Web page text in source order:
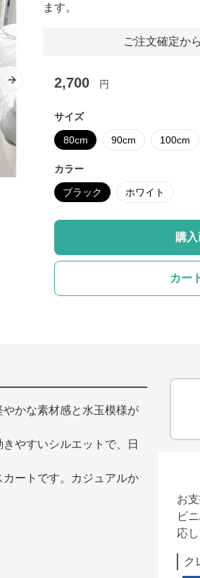
Next slide
ます。
ご注文確定か
2,700 円
サイズ
80cm 90cm 100cm
カラー
ブラック ホワイト
購
カー
かな素材感と水玉模様が
やすいシルエットで、日
ートです。カジュアルか
お
ビ
応
ク